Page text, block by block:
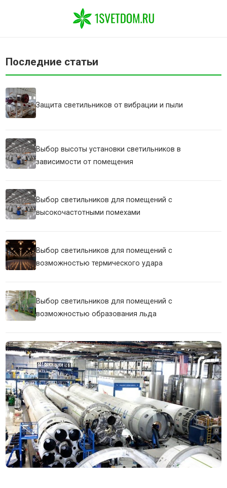
Последние статьи
Защита светильников от вибрации и пыли
Выбор высоты установки светильников в
зависимости от помещения
Выбор светильников для помещений с
высокочастотными помехами
Выбор светильников для помещений с
возможностью термического удара
Выбор светильников для помещений с
возможностью образования льда